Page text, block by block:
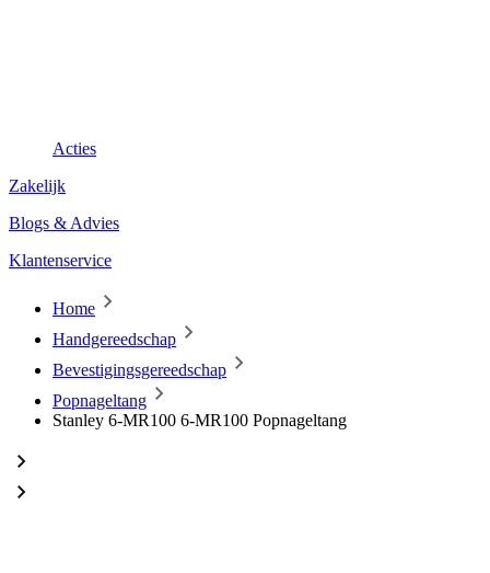
Acties
Zakelijk
Blogs & Advies
Klantenservice
Home
Handgereedschap
Bevestigingsgereedschap
Popnageltang
Stanley 6-MR100 6-MR100 Popnageltang